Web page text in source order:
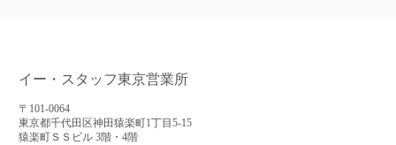
イー・スタッフ東京営業所
〒101-0064
東京都千代田区神田猿楽町1丁目5-15
猿楽町ＳＳビル 3階・4階